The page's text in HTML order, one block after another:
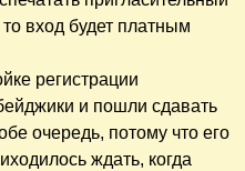
то вход будет платным
регистрации
и пошли сдавать
очередь, потому что его
ждать, когда